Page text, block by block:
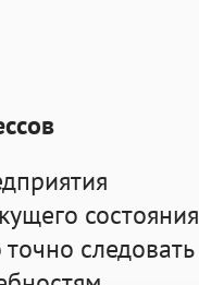
состояния
следовать